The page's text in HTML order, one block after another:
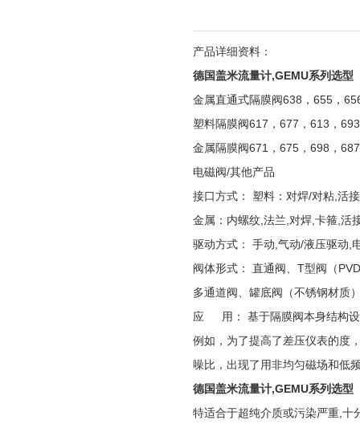
产品详细资料：
德国盖米流量计,GEMU系列选型
金属直通式隔膜阀638，655，
塑料隔膜阀617，677，613，
金属隔膜阀671，675，698，
电磁阀/其他产品
接口方式： 塑料：对焊/对粘,活
金属：内螺纹,法兰,对焊,卡箍,活
驱动方式： 手动,气动/液压驱动,
阀体形式： 直通阀、T型阀（
多通道阀、罐底阀（不锈钢材质
应 用： 基于隔膜阀本身结构设
例如，为了提高了差压仪表的度
噪比，出现了用非均匀磁场和低
德国盖米流量计,GEMU系列选型
特适合于超纯介质或污染严重,十